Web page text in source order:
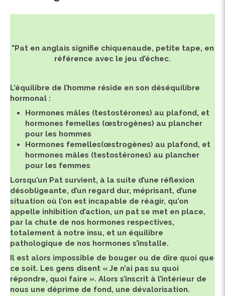
"Pat en anglais signifie chiquenaude, petite tape, en
référence avec le jeu d’échec.
L’équilibre de l’homme réside en son déséquilibre
hormonal :
Hormones mâles (testostérones) au plafond, et
hormones femelles (œstrogènes) au plancher
pour les hommes
Hormones femelles(œstrogènes) au plafond, et
hormones mâles (testostérones) au plancher
pour les femmes
Lorsqu’un Pat survient, à la suite d’une réflexion
désobligeante, d’un regard dur, méprisant, d’une
situation où l’on est incapable de réagir, qu’on
appelle inhibition d’action, un pat se met en place,
par la chute de nos hormones respectives,
totalement à notre insu, et un équilibre
pathologique de nos hormones s’installe.
Il est alors impossible de bouger ou de dire quoi que
ce soit. Les gens disent « Je n’ai pas su quoi
répondre, quoi faire ». Alors s’inscrit à l’intérieur de
nous une déprime de fond, une dévalorisation.